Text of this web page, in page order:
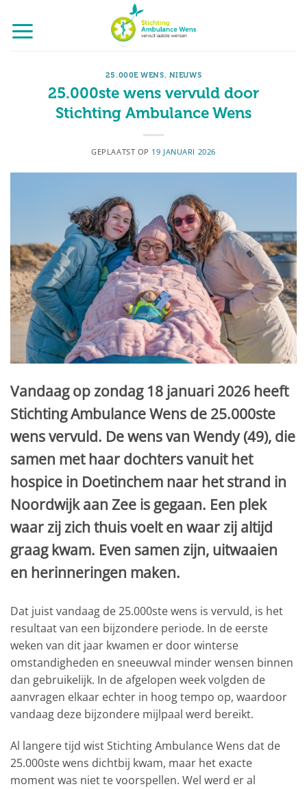
naar
inhoud
25.000E WENS, NIEUWS
25.000ste wens vervuld door
Stichting Ambulance Wens
GEPLAATST OP 19 JANUARI 2026
Vandaag op zondag 18 januari 2026 heeft
Stichting Ambulance Wens de 25.000ste
wens vervuld. De wens van Wendy (49), die
samen met haar dochters vanuit het
hospice in Doetinchem naar het strand in
Noordwijk aan Zee is gegaan. Een plek
waar zij zich thuis voelt en waar zij altijd
graag kwam. Even samen zijn, uitwaaien
en herinneringen maken.
Dat juist vandaag de 25.000ste wens is vervuld, is het
resultaat van een bijzondere periode. In de eerste
weken van dit jaar kwamen er door winterse
omstandigheden en sneeuwval minder wensen binnen
dan gebruikelijk. In de afgelopen week volgden de
aanvragen elkaar echter in hoog tempo op, waardoor
vandaag deze bijzondere mijlpaal werd bereikt.
Al langere tijd wist Stichting Ambulance Wens dat de
25.000ste wens dichtbij kwam, maar het exacte
moment was niet te voorspellen. Wel werd er al